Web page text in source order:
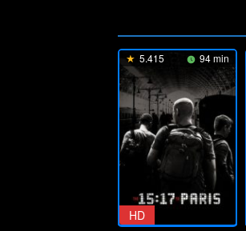
5.415 94 min
HD